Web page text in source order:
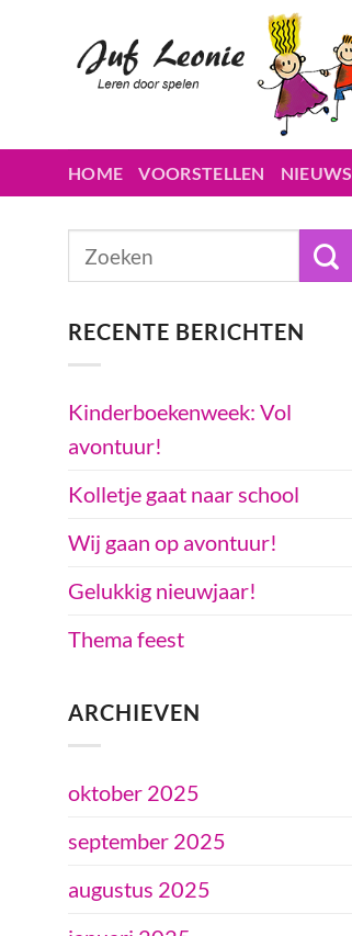
HOME VOORSTELLEN NIEUWS
RECENTE BERICHTEN
Kinderboekenweek: Vol
avontuur!
Kolletje gaat naar school
Wij gaan op avontuur!
Gelukkig nieuwjaar!
Thema feest
ARCHIEVEN
oktober 2025
september 2025
augustus 2025